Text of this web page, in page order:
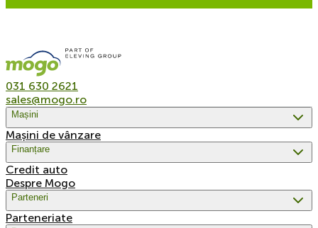
031 630 2621
sales@mogo.ro
Mașini
Mașini de vânzare
Finanțare
Credit auto
Despre Mogo
Parteneri
Parteneriate